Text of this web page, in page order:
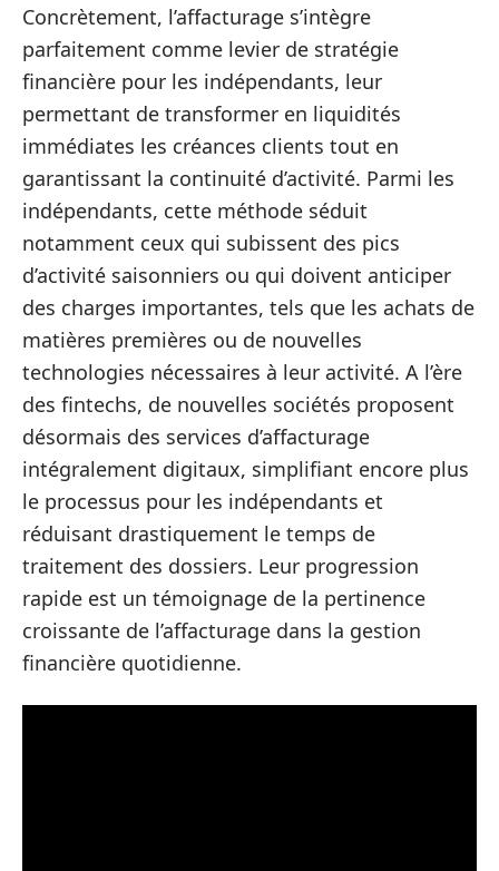
Concrètement, l’affacturage s’intègre
parfaitement comme levier de stratégie
financière pour les indépendants, leur
permettant de transformer en liquidités
immédiates les créances clients tout en
garantissant la continuité d’activité. Parmi les
indépendants, cette méthode séduit
notamment ceux qui subissent des pics
d’activité saisonniers ou qui doivent anticiper
des charges importantes, tels que les achats de
matières premières ou de nouvelles
technologies nécessaires à leur activité. A l’ère
des fintechs, de nouvelles sociétés proposent
désormais des services d’affacturage
intégralement digitaux, simplifiant encore plus
le processus pour les indépendants et
réduisant drastiquement le temps de
traitement des dossiers. Leur progression
rapide est un témoignage de la pertinence
croissante de l’affacturage dans la gestion
financière quotidienne.